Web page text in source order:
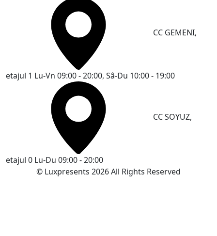
CC GEMENI,
etajul 1 Lu-Vn 09:00 - 20:00, Sâ-Du 10:00 - 19:00
CC SOYUZ,
etajul 0 Lu-Du 09:00 - 20:00
© Luxpresents 2026 All Rights Reserved